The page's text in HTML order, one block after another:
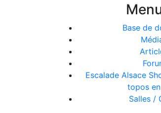
Base de
Escalade Alsace
topos
Salles /